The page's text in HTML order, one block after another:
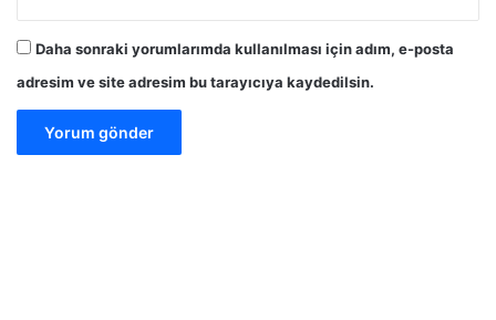
Daha sonraki yorumlarımda kullanılması için adım, e-posta
adresim ve site adresim bu tarayıcıya kaydedilsin.